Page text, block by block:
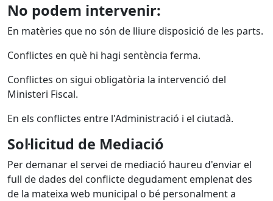
No podem intervenir:
En matèries que no són de lliure disposició de les parts.
Conflictes en què hi hagi sentència ferma.
Conflictes on sigui obligatòria la intervenció del
Ministeri Fiscal.
En els conflictes entre l'Administració i el ciutadà.
Sol·licitud de Mediació
Per demanar el servei de mediació haureu d'enviar el
full de dades del conflicte degudament emplenat des
de la mateixa web municipal o bé personalment a